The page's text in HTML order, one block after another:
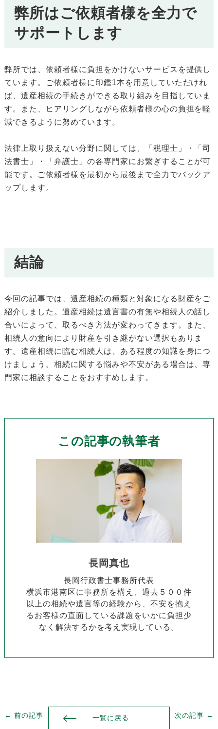
弊所はご依頼者様を全力で
サポートします
弊所では、依頼者様に負担をかけないサービスを提供し
ています。ご依頼者様に印鑑1本を用意していただけれ
ば、遺産相続の手続きができる取り組みを目指していま
す。また、ヒアリングしながら依頼者様の心の負担を軽
減できるように努めています。
法律上取り扱えない分野に関しては、「税理士」・「司
法書士」・「弁護士」の各専門家にお繋ぎすることが可
能です。ご依頼者様を最初から最後まで全力でバックア
ップします。
結論
今回の記事では、遺産相続の種類と対象になる財産をご
紹介しました。遺産相続は遺言書の有無や相続人の話し
合いによって、取るべき方法が変わってきます。また、
相続人の意向により財産を引き継がない選択もありま
す。遺産相続に臨む相続人は、ある程度の知識を身につ
けましょう。相続に関する悩みや不安がある場合は、専
門家に相談することをおすすめします。
この記事の執筆者
長岡真也
長岡行政書士事務所代表
横浜市港南区に事務所を構え、過去５００件
以上の相続や遺言等の経験から、不安を抱え
るお客様の直面している課題をいかに負担少
なく解決するかを考え実現している。
← 前の記事 一覧に戻る 次の記事 →